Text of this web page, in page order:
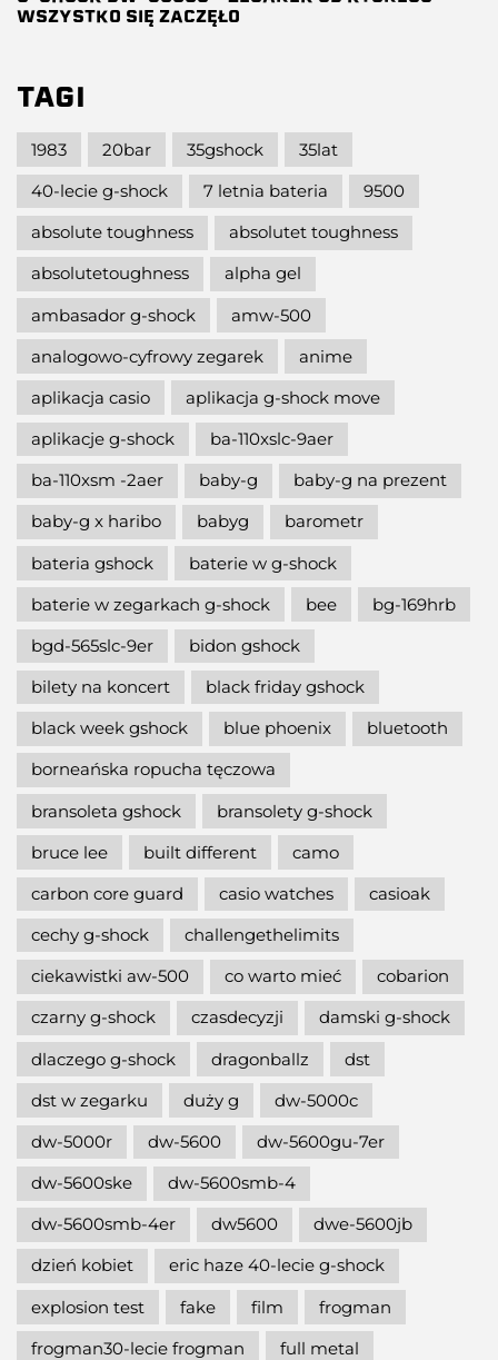
WSZYSTKO SIĘ ZACZĘŁO
TAGI
1983 20bar 35gshock
35lat
40-lecie g-shock
7 letnia bateria
9500
absolute toughness
absolutet toughness
absolutetoughness
alpha gel
ambasador g-shock
amw-500
analogowo-cyfrowy zegarek
anime
aplikacja casio
aplikacja g-shock move
aplikacje g-shock
ba-110xslc-9aer
ba-110xsm -2aer
baby-g
baby-g na prezent
baby-g x haribo
babyg
barometr
bateria gshock
baterie w g-shock
baterie w zegarkach g-shock
bee
bg-169hrb
bgd-565slc-9er
bidon gshock
bilety na koncert
black friday gshock
black week gshock
blue phoenix
bluetooth
borneańska ropucha tęczowa
bransoleta gshock
bransolety g-shock
bruce lee
built different
camo
carbon core guard
casio watches
casioak
cechy g-shock
challengethelimits
ciekawistki aw-500
co warto mieć
cobarion
czarny g-shock
czasdecyzji
damski g-shock
dlaczego g-shock
dragonballz
dst
dst w zegarku
duży g
dw-5000c
dw-5000r
dw-5600
dw-5600gu-7er
dw-5600ske
dw-5600smb-4
dw-5600smb-4er
dw5600
dwe-5600jb
dzień kobiet
eric haze 40-lecie g-shock
explosion test
fake film
frogman
frogman30-lecie frogman
full metal